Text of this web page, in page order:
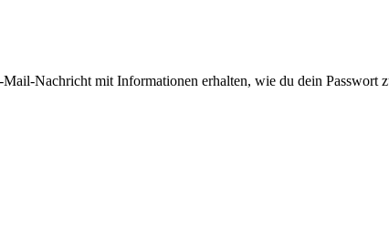
Nachricht mit Informationen erhalten, wie du dein Passwort